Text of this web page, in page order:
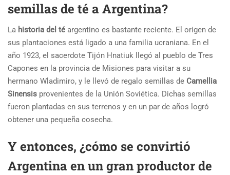
semillas de té a Argentina?
La historia del té argentino es bastante reciente. El origen de
sus plantaciones está ligado a una familia ucraniana. En el
año 1923, el sacerdote Tijón Hnatiuk llegó al pueblo de Tres
Capones en la provincia de Misiones para visitar a su
hermano Wladimiro, y le llevó de regalo semillas de Camellia
Sinensis provenientes de la Unión Soviética. Dichas semillas
fueron plantadas en sus terrenos y en un par de años logró
obtener una pequeña cosecha.
Y entonces, ¿cómo se convirtió
Argentina en un gran productor de